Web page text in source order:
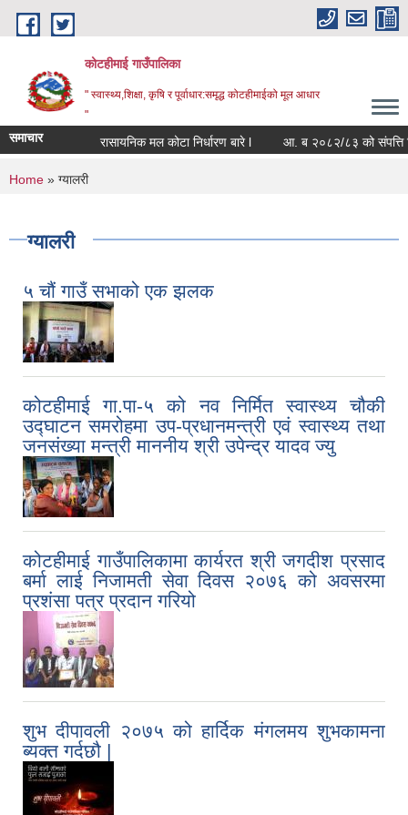
Skip to main content
कोटहीमाई गाउँपालिका
" स्वास्थ्य,शिक्षा, कृषि र पूर्वाधार:समृद्ध कोटहीमाईको मूल आधार
"
समाचार रासायनिक मल कोटा निर्धारण बारे l आ. ब २०८२/८३ को संपत्ति
You are here
Home » ग्यालरी
ग्यालरी
५ चौं गाउँ सभाको एक झलक
कोटहीमाई गा.पा-५ को नव निर्मित स्वास्थ्य चौकी
उद्घाटन समरोहमा उप-प्रधानमन्त्री एवं स्वास्थ्य तथा
जनसंख्या मन्त्री माननीय श्री उपेन्द्र यादव ज्यु
कोटहीमाई गाउँपालिकामा कार्यरत श्री जगदीश प्रसाद
बर्मा लाई निजामती सेवा दिवस २०७६ को अवसरमा
प्रशंसा पत्र प्रदान गरियो
शुभ दीपावली २०७५ को हार्दिक मंगलमय शुभकामना
ब्यक्त गर्दछौ |